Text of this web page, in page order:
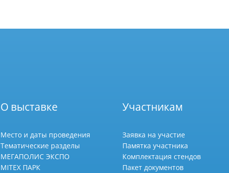
О выставке
Место и даты проведения
Тематические разделы
МЕГАПОЛИС ЭКСПО
MITEX ПАРК
Участникам
Заявка на участие
Памятка участника
Комплектация стендов
Пакет документов